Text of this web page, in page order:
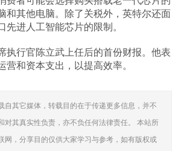
和其他电脑。除了关税外，英特尔还面
先进人工智能芯片的限制。
执行官陈立武上任后的首份财报。他表
营和资本支出，以提高效率。
自其它媒体，转载目的在于传递更多信息，并不
对其真实性负责，亦不负任何法律责任。 本站所
网，分享目的仅供大家学习与参考，如有版权或